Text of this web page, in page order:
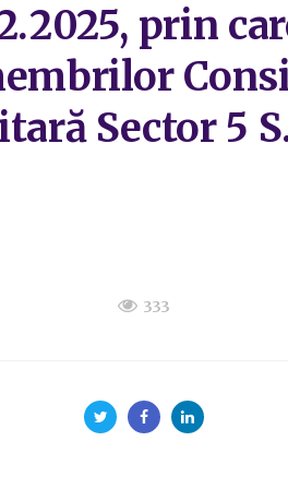
prin
Sector 5
333